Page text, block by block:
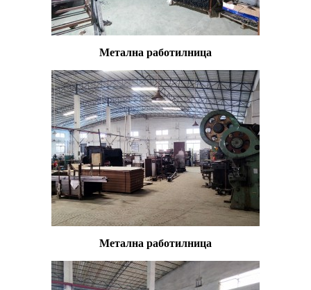
Метална работилница
Метална работилница